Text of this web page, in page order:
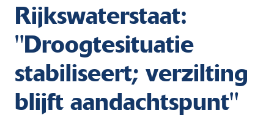
Rijkswaterstaat:
"Droogtesituatie
stabiliseert; verzilting
blijft aandachtspunt"